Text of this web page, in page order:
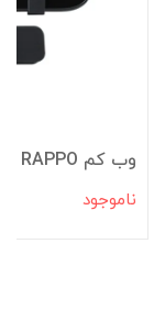
وب کم RAPPO مدل C280
ناموجود